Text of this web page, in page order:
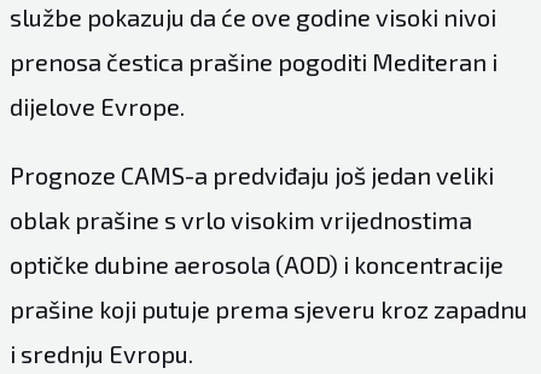
službe pokazuju da će ove godine visoki nivoi
prenosa čestica prašine pogoditi Mediteran i
dijelove Evrope.
Prognoze CAMS-a predviđaju još jedan veliki
oblak prašine s vrlo visokim vrijednostima
optičke dubine aerosola (AOD) i koncentracije
prašine koji putuje prema sjeveru kroz zapadnu
i srednju Evropu.